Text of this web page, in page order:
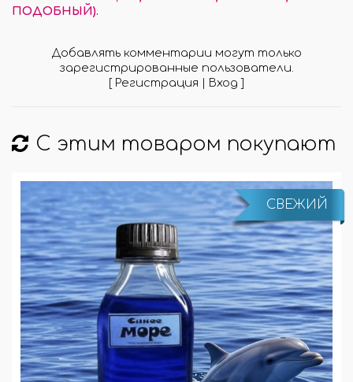
ПОДОБНЫЙ).
Добавлять комментарии могут только
зарегистрированные пользователи.
[ Регистрация | Вход ]
С этим товаром покупают
СВЕЖИЙ